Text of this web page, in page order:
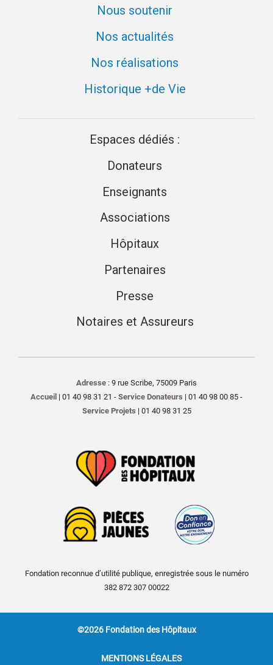
Nous soutenir
Nos actualités
Nos réalisations
Historique +de Vie
Espaces dédiés :
Donateurs
Enseignants
Associations
Hôpitaux
Partenaires
Presse
Notaires et Assureurs
Adresse : 9 rue Scribe, 75009 Paris
Accueil | 01 40 98 31 21 - Service Donateurs | 01 40 98 00 85 -
Service Projets | 01 40 98 31 25
Fondation reconnue d’utilité publique, enregistrée sous le numéro
382 872 307 00022
©2026 Fondation des Hôpitaux
MENTIONS LÉGALES